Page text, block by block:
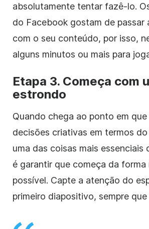
absolutamente tentar fazê-lo.
do Facebook gostam de passar
com o seu conteúdo, por isso,
alguns minutos ou mais para
Etapa 3. Começa com
estrondo
Quando chega ao ponto em
decisões criativas em termos
uma das coisas mais essenciais
é garantir que começa da
possível. Capte a atenção do
primeiro diapositivo, sempre que